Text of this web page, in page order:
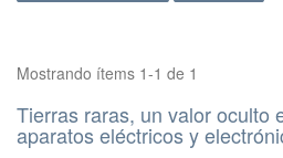
Mostrando ítems 1-1 de 1
Tierras raras, un valor oculto
aparatos eléctricos y